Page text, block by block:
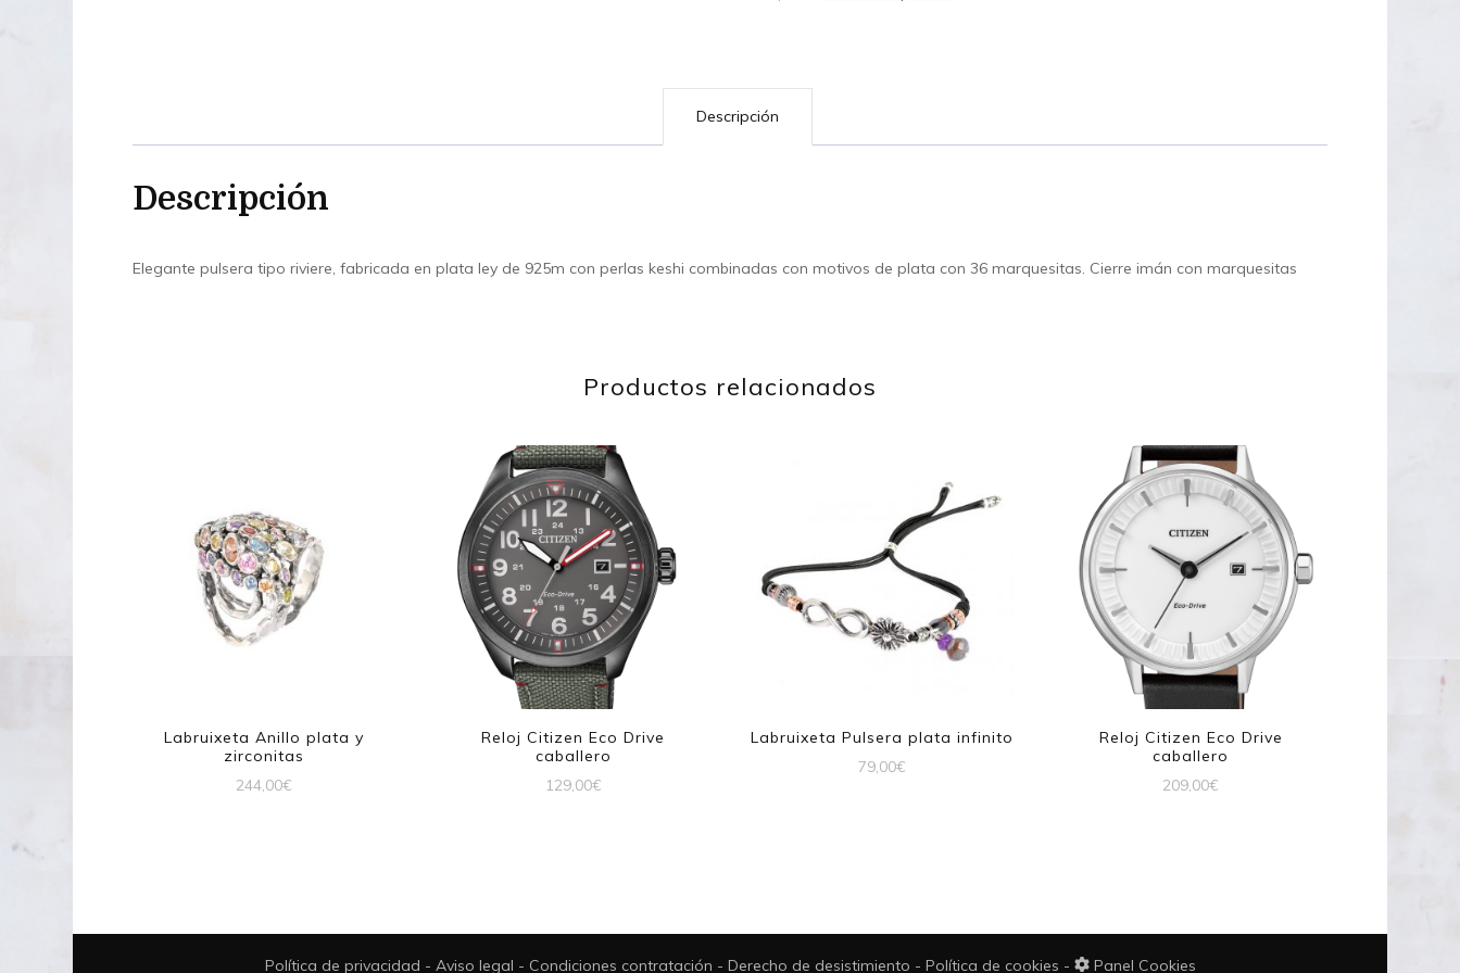
Descripción
Descripción
Elegante pulsera tipo riviere, fabricada en plata ley de 925m con perlas keshi combinadas con motivos de plata con 36 marquesitas. Cierre imán con marquesitas
Productos relacionados
Labruixeta Anillo plata y
zirconitas
244,00€
Reloj Citizen Eco Drive
caballero
129,00€
Labruixeta Pulsera plata infinito
79,00€
Reloj Citizen Eco Drive
caballero
209,00€
Política de privacidad - Aviso legal - Condiciones contratación - Derecho de desistimiento - Política de cookies - Panel Cookies